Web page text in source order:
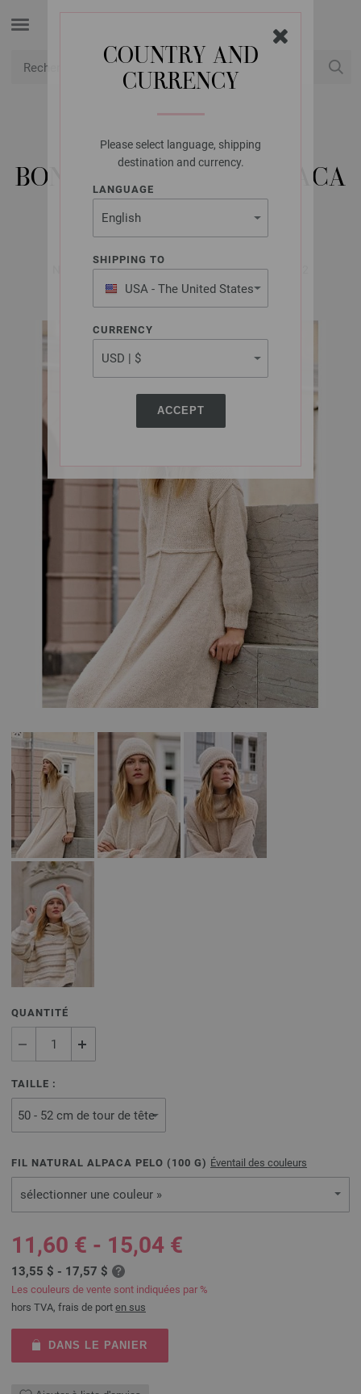
COUNTRY AND
CURRENCY
Please select language, shipping
destination and currency.
LANGUAGE
SHIPPING TO
USA - The United States
of America
CURRENCY
ACCEPT
LANA GROSSA
BONNET NATURAL ALPACA
PELO
Nordic Knits No. 3 | Modèle 15 / Tricot 30 Modèle 12
QUANTITÉ
TAILLE :
FIL NATURAL ALPACA PELO ( 100 G) Éventail des couleurs
sélectionner une couleur »
11,60 € - 15,04 €
13,55 $ - 17,57 $
Les couleurs de vente sont indiquées par %
hors TVA, frais de port en sus
DANS LE PANIER